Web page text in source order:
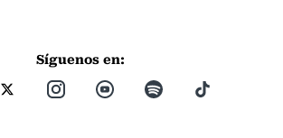
Síguenos en: